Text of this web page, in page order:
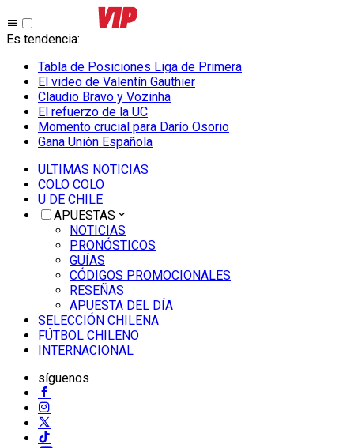
Es tendencia:
Tabla de Posiciones Liga de Primera
El video de Valentín Gauthier
Claudio Bravo y Vozinha
El refuerzo de la UC
Momento crucial para Darío Osorio
Gana Unión Española
ULTIMAS NOTICIAS
COLO COLO
U DE CHILE
APUESTAS
NOTICIAS
PRONÓSTICOS
GUÍAS
CÓDIGOS PROMOCIONALES
RESEÑAS
APUESTA DEL DÍA
SELECCIÓN CHILENA
FÚTBOL CHILENO
INTERNACIONAL
síguenos